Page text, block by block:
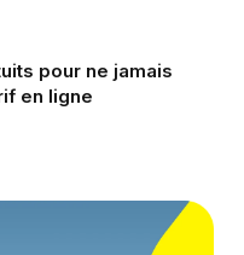
pour ne jamais
en ligne